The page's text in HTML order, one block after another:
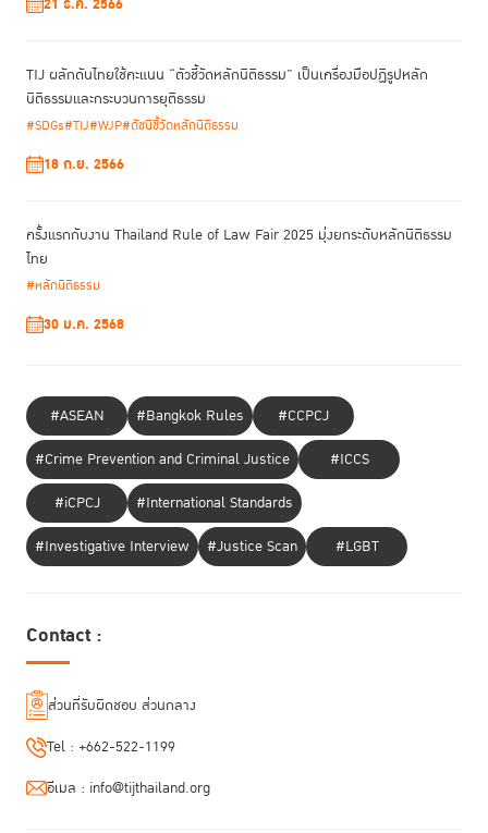
ยังคงเป็นเรื่องที่จำเป็นอย่างยิ่ง” —ยอดฉัตร ตสาริกา
“ไม่ใช่เพียงแค่ยอมรับแต่ต้องลงมือทำ ไม่ใช่เพียงแค่ให้คำมั่น
แต่ต้องนำไปปฏิบัติจริง ไม่ใช่เพียงแค่ทดลองทำแต่ต้องทำให้
เป็นระบบสถาบัน — และไม่ใช่เพียงแค่พูดถึงผู้หญิงที่กระทำ
ผิดกฎหมาย แต่ต้องรับฟังพวกเธอด้วย” —
Aimée
ปาฐกถาพิเศษ: ผู้หญิง, ความยุติธรรม, และการ
ปฏิรูปเชิงระบบ
H.E.
มาร์เติน (Sint Maarten) กล่าวถึงความจำเป็นที่จะต้องมีการสร้างระบบ
ยุติธรรมที่ได้สัดส่วน เชื่อถือได้ มีมนุษยธรรม และสนองตอบต่อสภาพความเป็น
TIJ ผลักดันไทยใช้คะแนน “ตัวชี้วัดหลักนิติธรรม” เป็นเครื่องมือปฏิรูปหลัก
นิติธรรมและกระบวนการยุติธรรม
#SDGs#TIJ#WJP#ดัชนีชี้วัดหลักนิติธรรม
18 ก.ย. 2566
ครั้งแรกกับงาน Thailand Rule of Law Fair 2025 มุ่งยกระดับหลักนิติธรรม
ไทย
#หลักนิติธรรม
30 ม.ค. 2568
#ASEAN #Bangkok Rules
#CCPCJ
#Crime Prevention and Criminal Justice
#ICCS
#iCPCJ
#International Standards
#Investigative Interview
#Justice Scan #LGBT
Contact :
ส่วนที่รับผิดชอบ ส่วนกลาง
Tel : +662-522-1199
อีเมล : info@tijthailand.org